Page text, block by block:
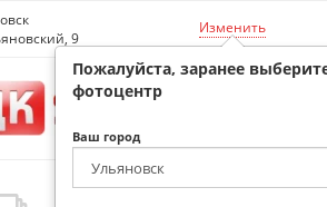
9
Изменить
Пожалуйста, заранее
фотоцентр
Ваш город